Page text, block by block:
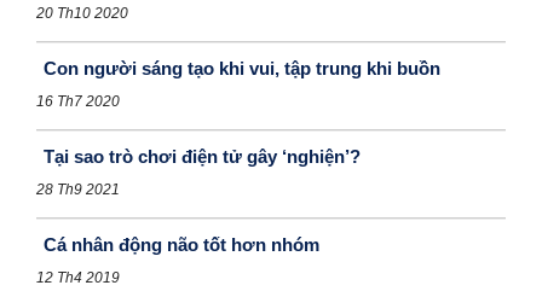
20 Th10 2020
Con người sáng tạo khi vui, tập trung khi buồn
16 Th7 2020
Tại sao trò chơi điện tử gây ‘nghiện’?
28 Th9 2021
Cá nhân động não tốt hơn nhóm
12 Th4 2019